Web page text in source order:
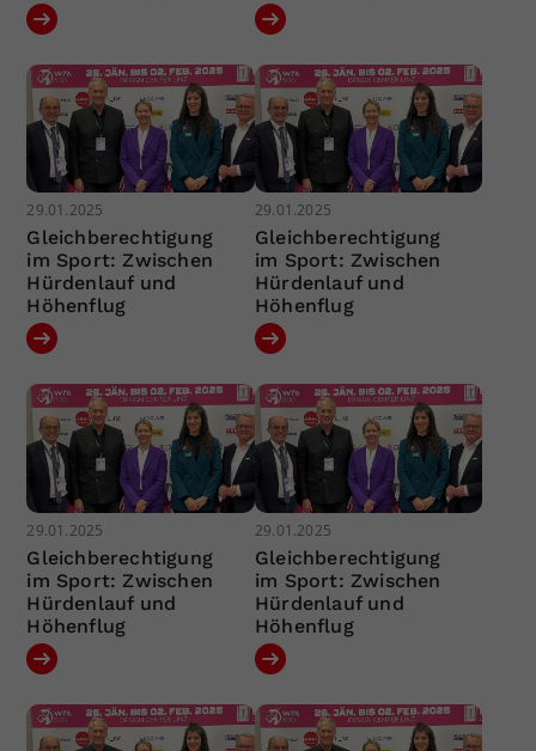
29.01.2025
Gleichberechtigung
im Sport: Zwischen
Hürdenlauf und
Höhenflug
29.01.2025
Gleichberechtigung
im Sport: Zwischen
Hürdenlauf und
Höhenflug
29.01.2025
Gleichberechtigung
im Sport: Zwischen
Hürdenlauf und
Höhenflug
29.01.2025
Gleichberechtigung
im Sport: Zwischen
Hürdenlauf und
Höhenflug